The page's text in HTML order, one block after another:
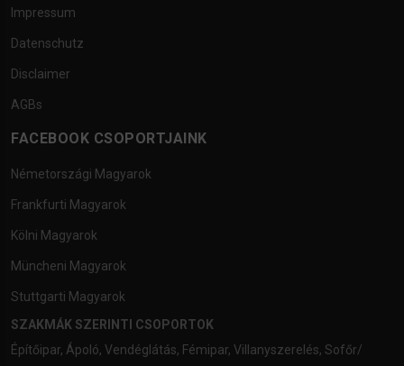
Impressum
Datenschutz
Disclaimer
AGBs
FACEBOOK CSOPORTJAINK
Németországi Magyarok
Frankfurti Magyarok
Kölni Magyarok
Müncheni Magyarok
Stuttgarti Magyarok
SZAKMÁK SZERINTI CSOPORTOK
Építőipar, Ápoló, Vendéglátás, Fémipar, Villanyszerelés, Sofőr/